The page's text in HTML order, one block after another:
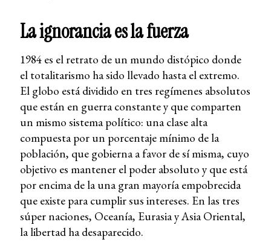
La ignorancia es la fuerza
1984 es el retrato de un mundo distópico donde
el totalitarismo ha sido llevado hasta el extremo.
El globo está dividido en tres regímenes absolutos
que están en guerra constante y que comparten
un mismo sistema político: una clase alta
compuesta por un porcentaje mínimo de la
población, que gobierna a favor de sí misma, cuyo
objetivo es mantener el poder absoluto y que está
por encima de la una gran mayoría empobrecida
que existe para cumplir sus intereses. En las tres
súper naciones, Oceanía, Eurasia y Asia Oriental,
la libertad ha desaparecido.